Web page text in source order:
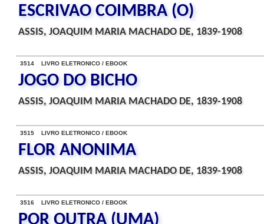
ESCRIVAO COIMBRA (O)
ASSIS, JOAQUIM MARIA MACHADO DE, 1839-1908
3514 LIVRO ELETRONICO / EBOOK
JOGO DO BICHO
ASSIS, JOAQUIM MARIA MACHADO DE, 1839-1908
3515 LIVRO ELETRONICO / EBOOK
FLOR ANONIMA
ASSIS, JOAQUIM MARIA MACHADO DE, 1839-1908
3516 LIVRO ELETRONICO / EBOOK
POR OUTRA (UMA)